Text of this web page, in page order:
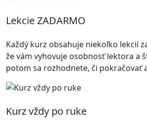
Lekcie ZADARMO
Každý kurz obsahuje niekoľko lekcií
že vám vyhovuje osobnosť lektora a
potom sa rozhodnete, či pokračovať
Kurz vždy po ruke